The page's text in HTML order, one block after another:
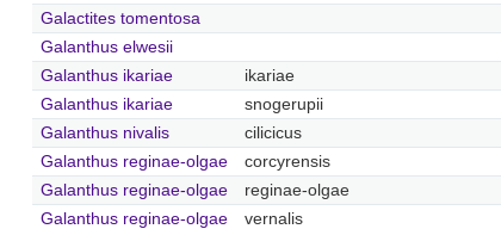
Galactites tomentosa
Galanthus elwesii
Galanthus ikariae
ikariae
Galanthus ikariae
snogerupii
Galanthus nivalis
cilicicus
Galanthus reginae-olgae
corcyrensis
Galanthus reginae-olgae
reginae-olgae
Galanthus reginae-olgae
vernalis